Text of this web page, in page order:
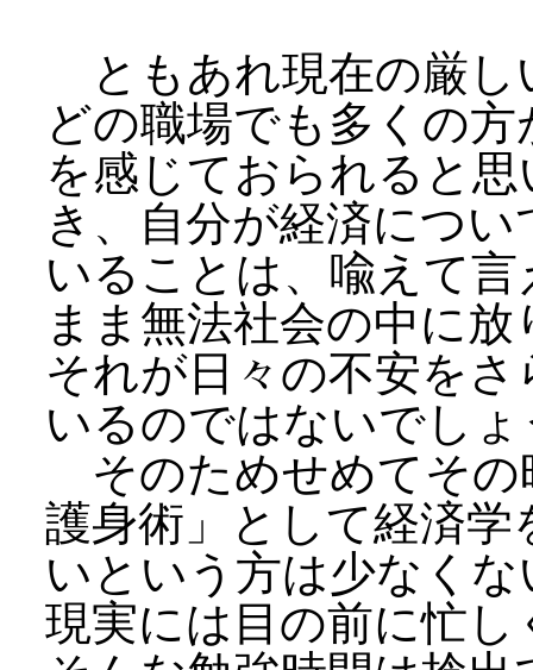
ともあれ現在の厳し
どの職場でも多くの
を感じておられると
き、自分が経済につ
いることは、喩えて
まま無法社会の中に
それが日々の不安を
いるのではないでし
そのためせめてその
護身術」として経済
いという方は少なく
現実には目の前に忙